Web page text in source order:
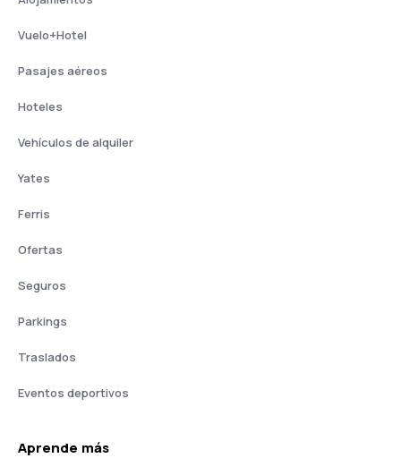
Vuelo+Hotel
Pasajes aéreos
Hoteles
Vehículos de alquiler
Yates
Ferris
Ofertas
Seguros
Parkings
Traslados
Eventos deportivos
Aprende más